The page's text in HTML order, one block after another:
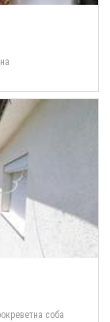
соба